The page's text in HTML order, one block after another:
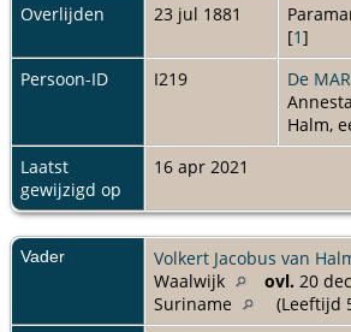
Overlijden
23 jul 1881
[1]
Persoon-ID
I219 De
Halm,
Laatst
gewijzigd op
16 apr 2021
Vader Volkert Jacobus van
Waalwijk
ovl. 20
Suriname
(Leeftijd